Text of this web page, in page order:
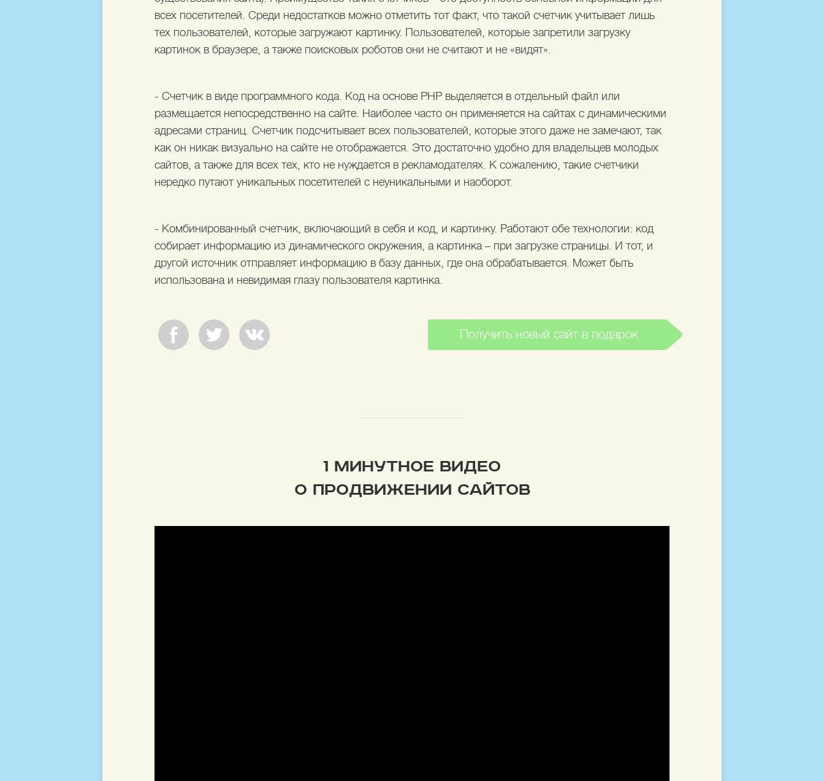
всех посетителей. Среди недостатков можно отметить тот факт, что такой счетчик учитывает лишь
тех пользователей, которые загружают картинку. Пользователей, которые запретили загрузку
картинок в браузере, а также поисковых роботов они не считают и не «видят».
- Счетчик в виде программного кода. Код на основе PHP выделяется в отдельный файл или
размещается непосредственно на сайте. Наиболее часто он применяется на сайтах с динамическими
адресами страниц. Счетчик подсчитывает всех пользователей, которые этого даже не замечают, так
как он никак визуально на сайте не отображается. Это достаточно удобно для владельцев молодых
сайтов, а также для всех тех, кто не нуждается в рекламодателях. К сожалению, такие счетчики
нередко путают уникальных посетителей с неуникальными и наоборот.
- Комбинированный счетчик, включающий в себя и код, и картинку. Работают обе технологии: код
собирает информацию из динамического окружения, а картинка – при загрузке страницы. И тот, и
другой источник отправляет информацию в базу данных, где она обрабатывается. Может быть
использована и невидимая глазу пользователя картинка.
Получить новый сайт в подарок
1 МИНУТНОЕ ВИДЕО
О ПРОДВИЖЕНИИ САЙТОВ